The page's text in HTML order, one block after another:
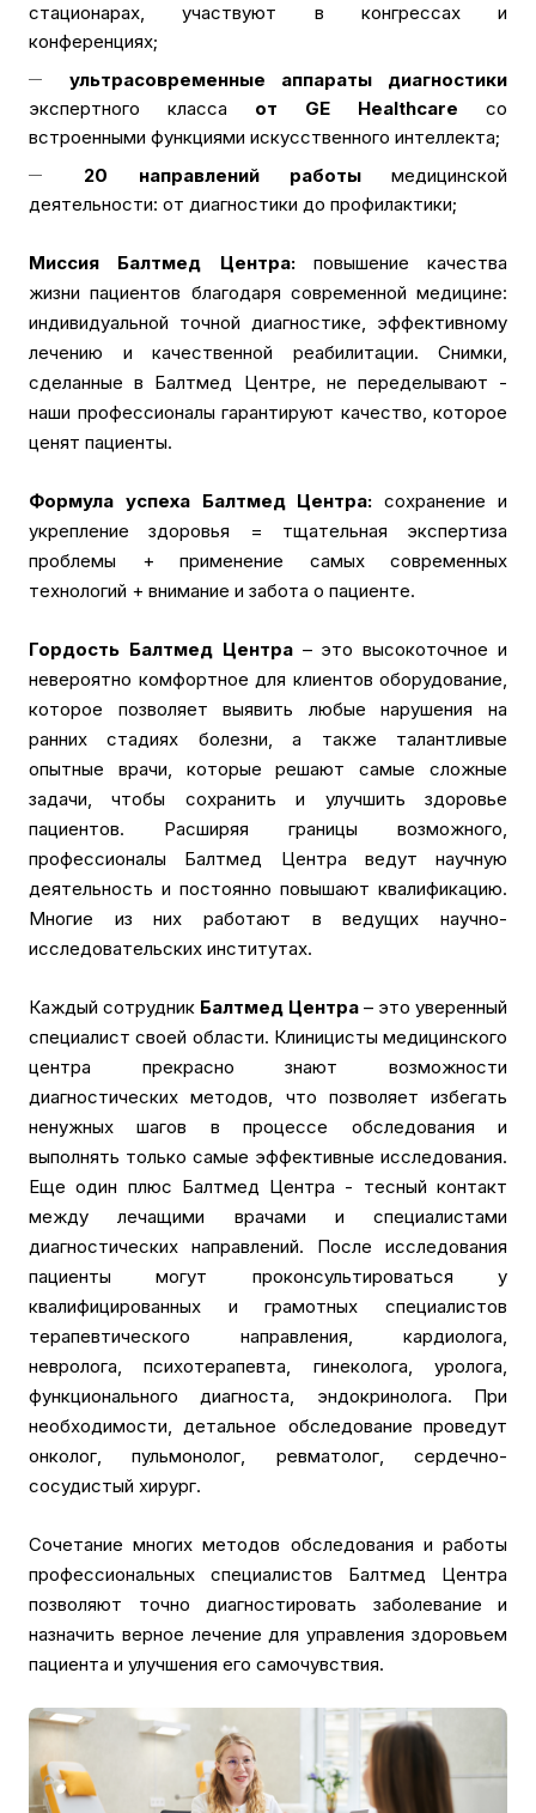
стационарах, участвуют в конгрессах и
конференциях;
ультрасовременные аппараты диагностики
экспертного класса от GE Healthcare со
встроенными функциями искусственного интеллекта;
20 направлений работымедицинской
деятельности: от диагностики до профилактики;
Миссия Балтмед Центра: повышение качества
жизни пациентов благодаря современной медицине:
индивидуальной точной диагностике, эффективному
лечению и качественной реабилитации. Снимки,
сделанные в Балтмед Центре, не переделывают -
наши профессионалы гарантируют качество, которое
ценят пациенты.
Формула успеха Балтмед Центра: сохранение и
укрепление здоровья = тщательная экспертиза
проблемы + применение самых современных
технологий + внимание и забота о пациенте.
Гордость Балтмед Центра – это высокоточное и
невероятно комфортное для клиентов оборудование,
которое позволяет выявить любые нарушения на
ранних стадиях болезни, а также талантливые
опытные врачи, которые решают самые сложные
задачи, чтобы сохранить и улучшить здоровье
пациентов. Расширяя границы возможного,
профессионалы Балтмед Центра ведут научную
деятельность и постоянно повышают квалификацию.
Многие из них работают в ведущих научно-
исследовательских институтах.
Каждый сотрудник Балтмед Центра – это уверенный
специалист своей области. Клиницисты медицинского
центра прекрасно знают возможности
диагностических методов, что позволяет избегать
ненужных шагов в процессе обследования и
выполнять только самые эффективные исследования.
Еще один плюс Балтмед Центра - тесный контакт
между лечащими врачами и специалистами
диагностических направлений. После исследования
пациенты могут проконсультироваться у
квалифицированных и грамотных специалистов
терапевтического направления, кардиолога,
невролога, психотерапевта, гинеколога, уролога,
функционального диагноста, эндокринолога. При
необходимости, детальное обследование проведут
онколог, пульмонолог, ревматолог, сердечно-
сосудистый хирург.
Сочетание многих методов обследования и работы
профессиональных специалистов Балтмед Центра
позволяют точно диагностировать заболевание и
назначить верное лечение для управления здоровьем
пациента и улучшения его самочувствия.